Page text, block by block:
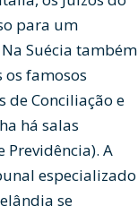
para um
Suécia também
famosos
de Conciliação e
há salas
A
especializado
se